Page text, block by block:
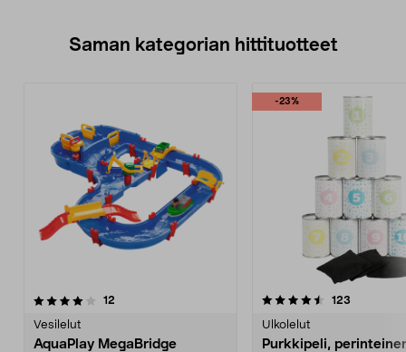
Saman kategorian hittituotteet
12
Vesilelut
AquaPlay MegaBridge
-23%
4.5 viidestä
123
Ulkolelut
Purkkipeli,
4.5 viidestä